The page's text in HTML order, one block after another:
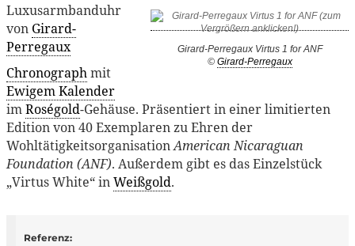
Girard-Perregaux Virtus 1 for ANF
© Girard-Perregaux
Luxusarmbanduhr
von Girard-
Perregaux
Chronographmit
Ewigem Kalender
imRoségold-Gehäuse. Präsentiert in einer limitierten
Edition von 40 Exemplaren zu Ehren der
WohltätigkeitsorganisationAmerican Nicaraguan
Foundation (ANF). Außerdem gibt es das Einzelstück
„Virtus White“ inWeißgold.
Referenz: